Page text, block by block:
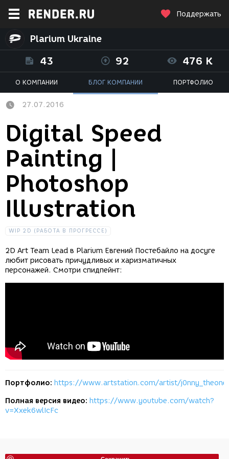
Поддержать
Plarium Ukraine
43 92 476 K
О КОМПАНИИ БЛОГ КОМПАНИИ ПОРТФОЛИО
27.07.2016
Digital Speed
Painting |
Photoshop
Illustration
WIP 2D (РАБОТА В ПРОГРЕССЕ)
2D Art Team Lead в Plarium Евгений Постебайло на досуге
любит рисовать причудливых и харизматичных
персонажей. Смотри спидпейнт:
Портфолио: https://www.artstation.com/artist/j0nny_theone
Полная версия видео: https://www.youtube.com/watch?
v=Xxek6wlIcFc